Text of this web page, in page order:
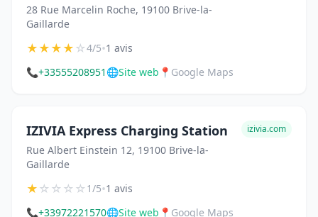
28 Rue Marcelin Roche, 19100 Brive-la-
Gaillarde
★★★★☆4/5•1 avis
📞+33555208951 🌐Site web 📍 Google Maps
IZIVIA Express Charging Station
Rue Albert Einstein 12, 19100 Brive-la-
Gaillarde
izivia.com
★☆☆☆☆1/5•1 avis
📞+33972221570🌐Site web 📍 Google Maps